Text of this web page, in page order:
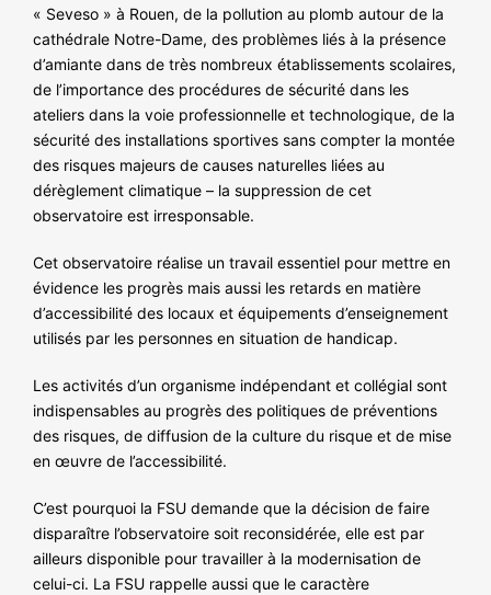
« Seveso » à Rouen, de la pollution au plomb autour de la
cathédrale Notre-Dame, des problèmes liés à la présence
d’amiante dans de très nombreux établissements scolaires,
de l’importance des procédures de sécurité dans les
ateliers dans la voie professionnelle et technologique, de la
sécurité des installations sportives sans compter la montée
des risques majeurs de causes naturelles liées au
dérèglement climatique – la suppression de cet
observatoire est irresponsable.
Cet observatoire réalise un travail essentiel pour mettre en
évidence les progrès mais aussi les retards en matière
d’accessibilité des locaux et équipements d’enseignement
utilisés par les personnes en situation de handicap.
Les activités d’un organisme indépendant et collégial sont
indispensables au progrès des politiques de préventions
des risques, de diffusion de la culture du risque et de mise
en œuvre de l’accessibilité.
C’est pourquoi la FSU demande que la décision de faire
disparaître l’observatoire soit reconsidérée, elle est par
ailleurs disponible pour travailler à la modernisation de
celui-ci. La FSU rappelle aussi que le caractère